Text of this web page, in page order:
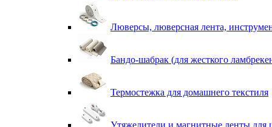
Люверсы, люверсная лента,
Бандо-шабрак (для жесткого
Термостежка для домашнего текстиля
Утяжелители и магнитные ленты для